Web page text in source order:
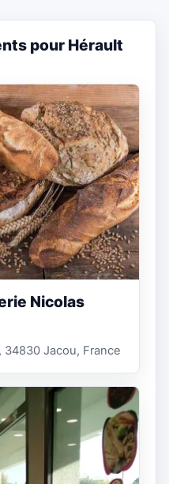
pour Hérault
Nicolas
34830 Jacou, France